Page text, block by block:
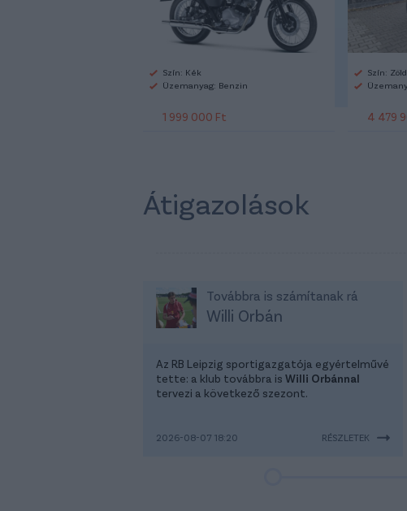
Szín: Kék
Üzemanyag: Benzin
1 999 000 Ft
Szín: Zöld
4 479
Átigazolások
Továbbra is számítanak rá
Willi Orbán
Az RB Leipzig sportigazgatója egyértelművé
tette: a klub továbbra is Willi Orbánnal
tervezi a következő szezont.
2026-08-07 18:20 RÉSZLETEK